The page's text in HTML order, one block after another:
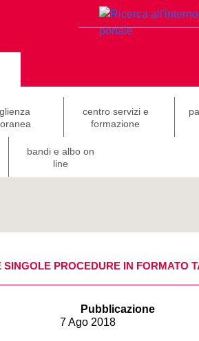
centro servizi e
formazione
bandi e albo on
line
PROCEDURE IN FORMATO
Pubblicazione
7 Ago 2018